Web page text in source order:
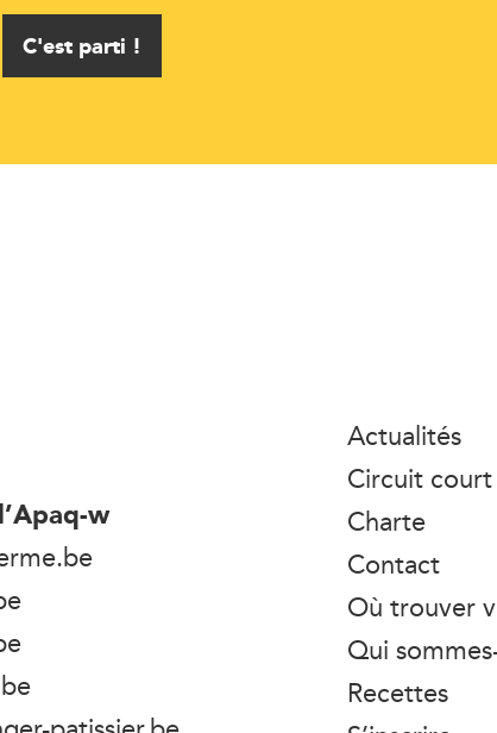
C'est parti !
w
Actualités
Circuit court
Charte
Contact
Où trouver
Qui
Recettes